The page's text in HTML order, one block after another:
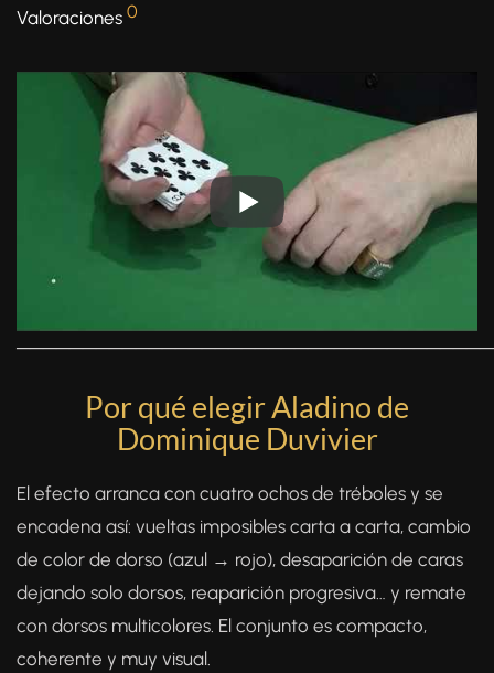
Valoraciones 0
Por qué elegir Aladino de
Dominique Duvivier
El efecto arranca con cuatro ochos de tréboles y se
encadena así: vueltas imposibles carta a carta, cambio
de color de dorso (azul → rojo), desaparición de caras
dejando solo dorsos, reaparición progresiva… y remate
con dorsos multicolores. El conjunto es compacto,
coherente y muy visual.